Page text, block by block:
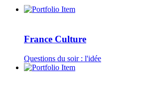
France Culture
Questions du soir : l'idée